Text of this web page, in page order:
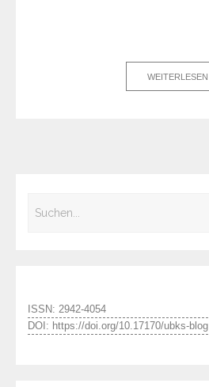
WEITERLESEN
ISSN: 2942-4054
DOI: https://doi.org/10.17170/ubks-blog